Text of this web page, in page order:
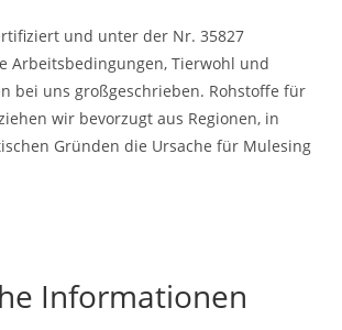
und unter der Nr. 35827
Arbeitsbedingungen, Tierwohl und
bei uns großgeschrieben. Rohstoffe für
wir bevorzugt aus Regionen, in
Gründen die Ursache für Mulesing
Informationen